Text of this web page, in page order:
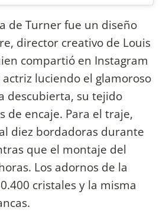
de Turner fue un diseño
director creativo de Louis
compartió en Instagram
luciendo el glamoroso
descubierta, su tejido
de encaje. Para el traje,
diez bordadoras durante
que el montaje del
Los adornos de la
cristales y la misma